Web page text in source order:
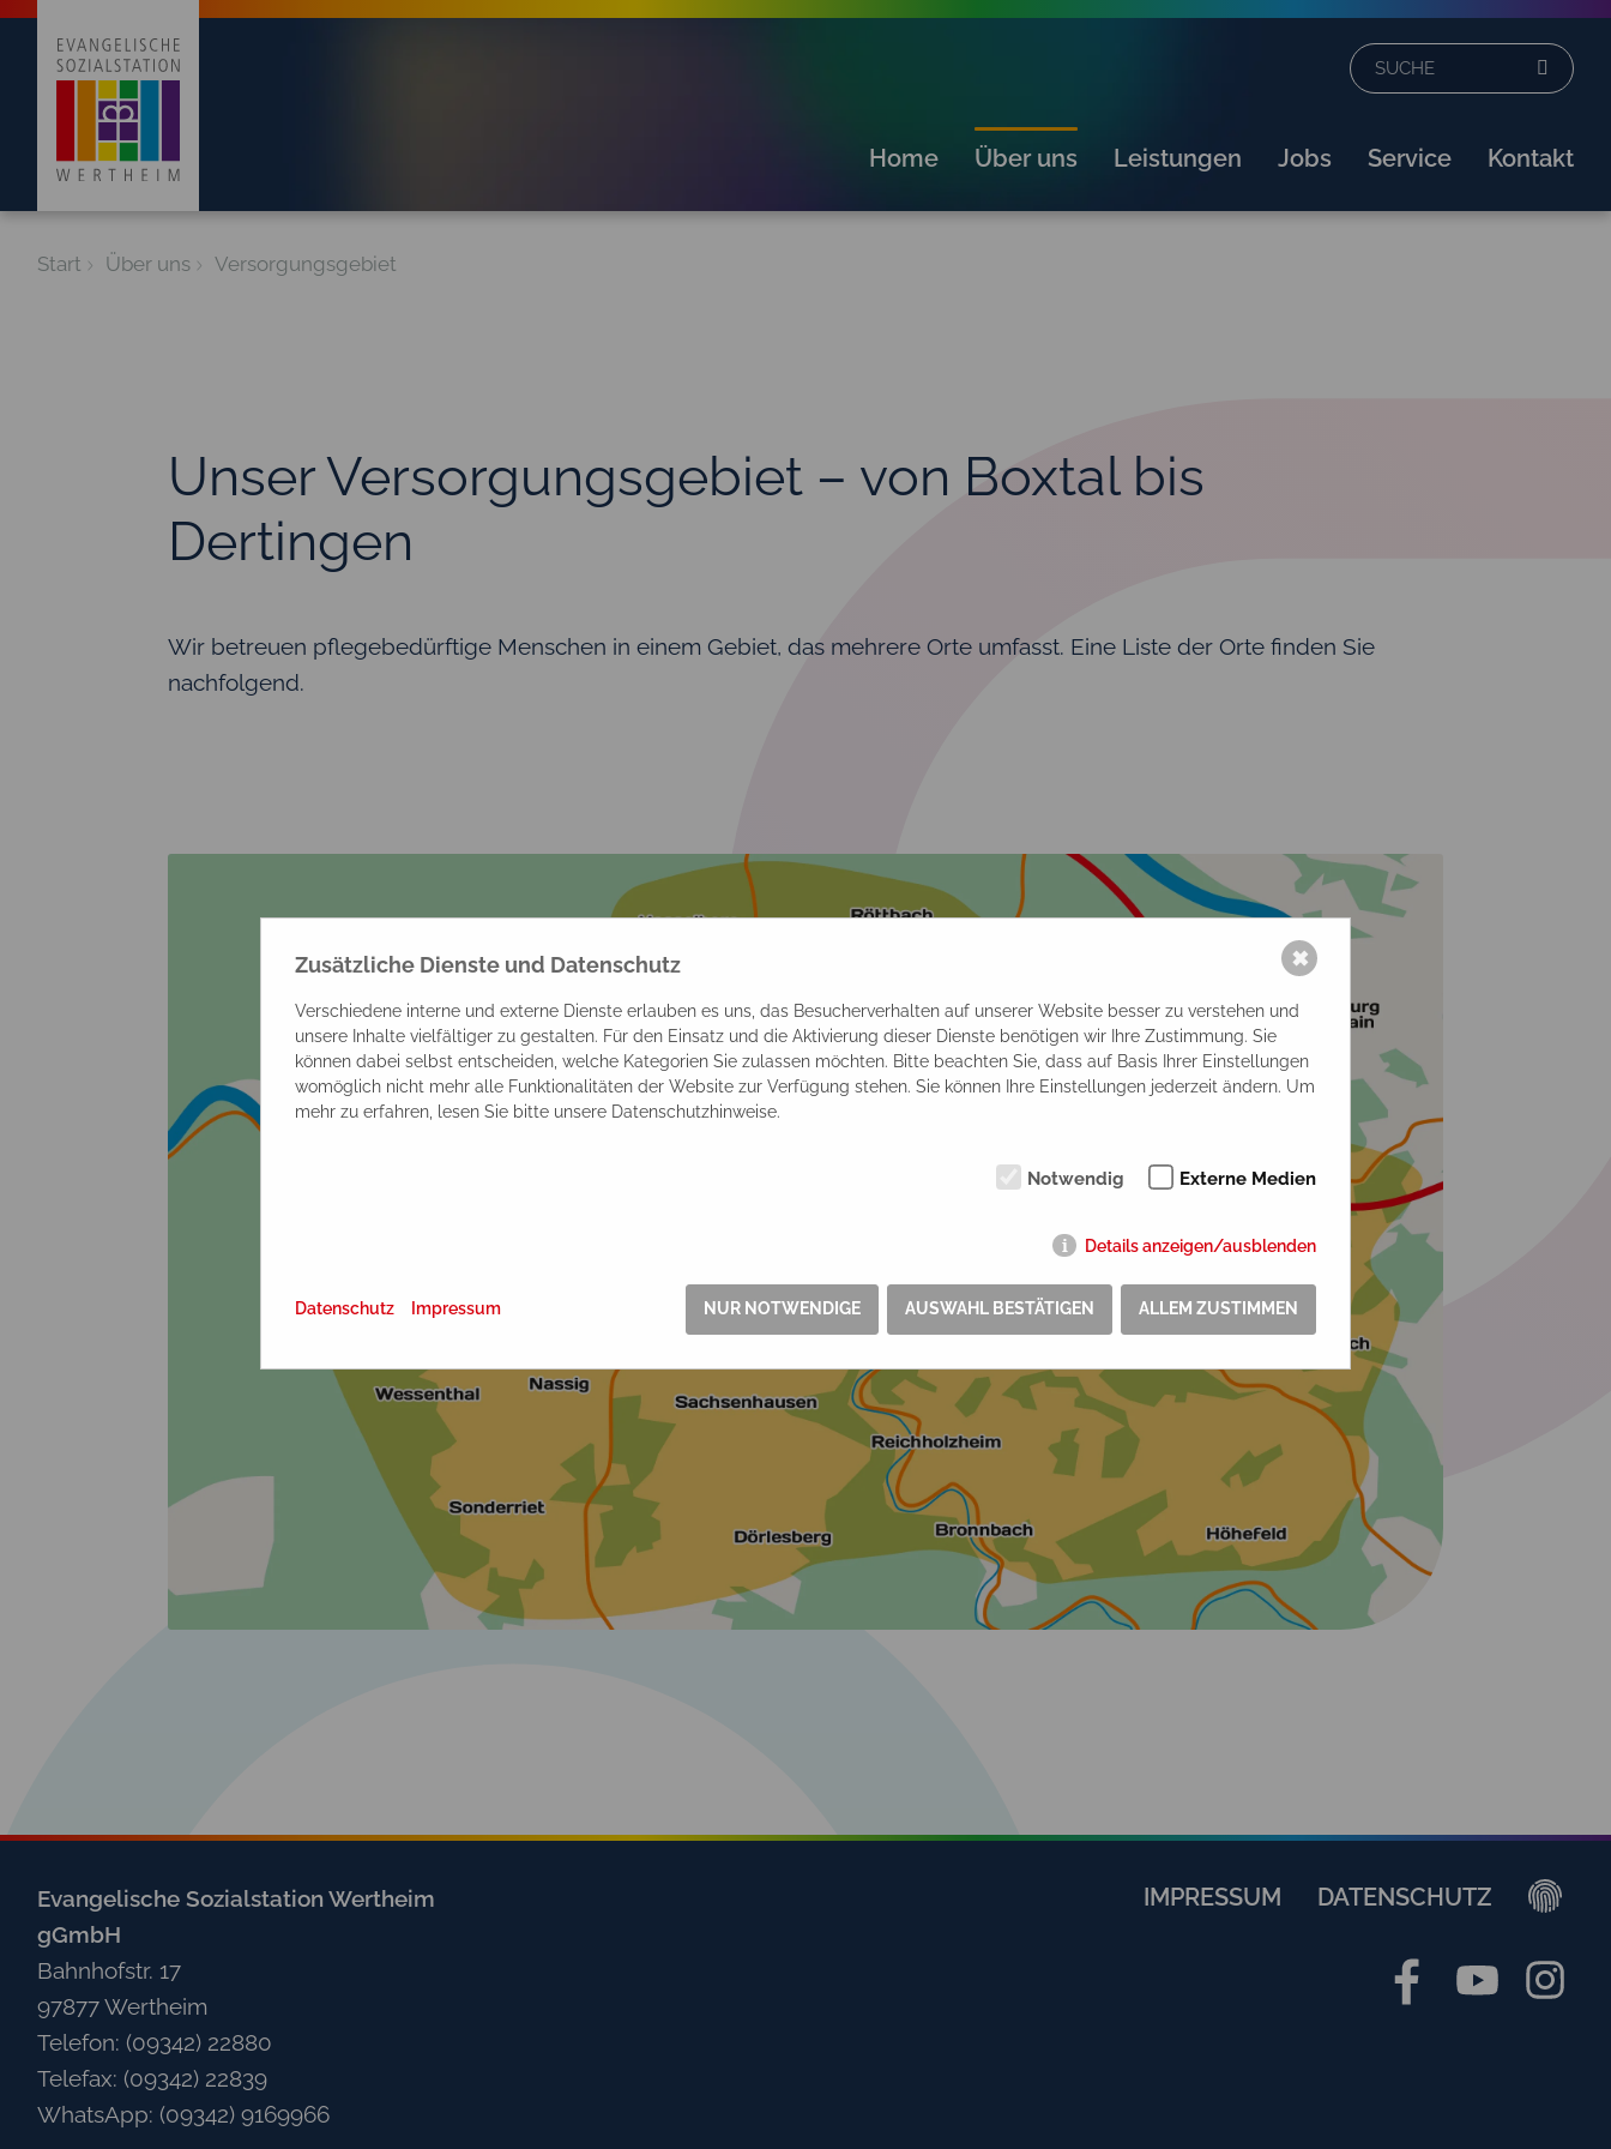
Home Über uns Leistungen Jobs Service Kontakt
Start Über uns Versorgungs­gebiet
Unser Versorgungs­gebiet – von Boxtal bis
Dertingen
Wir betreuen pflegebedürftige Menschen in einem Gebiet, das mehrere Orte umfasst. Eine Liste der Orte finden Sie
nachfolgend.
Evangelische Sozialstation Wertheim
gGmbH
Bahnhofstr. 17
97877 Wertheim
Telefon: (09342) 22880
Telefax: (09342) 22839
WhatsApp: (09342) 9169966
IMPRESSUM DATENSCHUTZ
Zusätzliche Dienste und Datenschutz
Verschiedene interne und externe Dienste erlauben es uns, das Besucherverhalten auf unserer Website besser zu verstehen und
unsere Inhalte vielfältiger zu gestalten. Für den Einsatz und die Aktivierung dieser Dienste benötigen wir Ihre Zustimmung. Sie
können dabei selbst entscheiden, welche Kategorien Sie zulassen möchten. Bitte beachten Sie, dass auf Basis Ihrer Einstellungen
womöglich nicht mehr alle Funktionalitäten der Website zur Verfügung stehen. Sie können Ihre Einstellungen jederzeit ändern. Um
mehr zu erfahren, lesen Sie bitte unsere Datenschutzhinweise.
Notwendig Externe Medien
Details anzeigen/ausblenden
NUR NOTWENDIGE AUSWAHL BESTÄTIGEN ALLEM ZUSTIMMEN
Datenschutz Impressum
✖